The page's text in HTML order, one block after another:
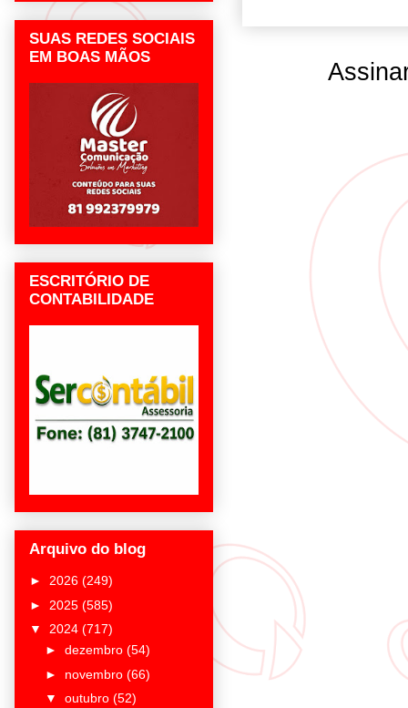
SUAS REDES SOCIAIS
EM BOAS MÃOS
ESCRITÓRIO DE
CONTABILIDADE
Arquivo do blog
► 2026 (249)
► 2025 (585)
▼ 2024 (717)
► dezembro (54)
► novembro (66)
▼ outubro (52)